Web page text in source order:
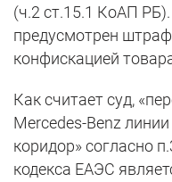
(ч.2 ст.15.1 КоАП
предусмотрен
конфискацией
Как считает суд,
Mercedes-Benz
коридор» cогласно
кодекса ЕАЭС